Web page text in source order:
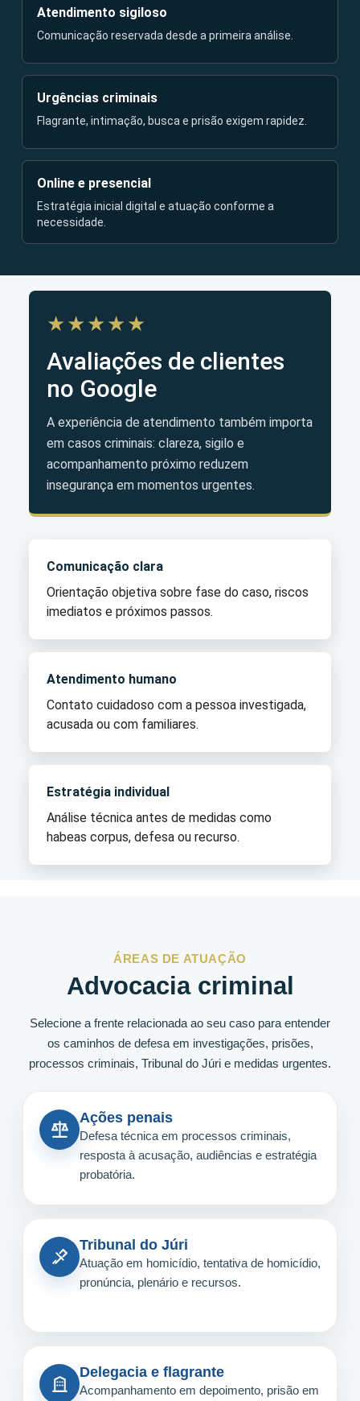
Atendimento sigiloso
Comunicação reservada desde a primeira análise.
Urgências criminais
Flagrante, intimação, busca e prisão exigem rapidez.
Online e presencial
Estratégia inicial digital e atuação conforme a
necessidade.
★★★★★
Avaliações de clientes
no Google
A experiência de atendimento também importa
em casos criminais: clareza, sigilo e
acompanhamento próximo reduzem
insegurança em momentos urgentes.
Comunicação clara
Orientação objetiva sobre fase do caso, riscos
imediatos e próximos passos.
Atendimento humano
Contato cuidadoso com a pessoa investigada,
acusada ou com familiares.
Estratégia individual
Análise técnica antes de medidas como
habeas corpus, defesa ou recurso.
ÁREAS DE ATUAÇÃO
Advocacia criminal
Selecione a frente relacionada ao seu caso para entender
os caminhos de defesa em investigações, prisões,
processos criminais, Tribunal do Júri e medidas urgentes.
Ações penais
Defesa técnica em processos criminais,
resposta à acusação, audiências e estratégia
probatória.
Tribunal do Júri
Atuação em homicídio, tentativa de homicídio,
pronúncia, plenário e recursos.
Delegacia e flagrante
Acompanhamento em depoimento, prisão em